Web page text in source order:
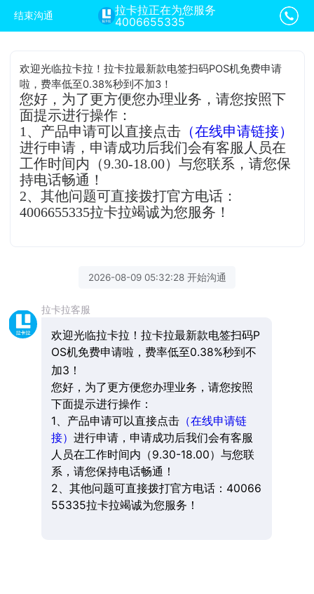
结束沟通
拉卡拉正在为您服务
4006655335
欢迎光临拉卡拉！拉卡拉最新款电签扫码POS机免费申请
啦，费率低至0.38%秒到不加3！
您好，为了更方便您办理业务，请您按照下
面提示进行操作：
1、产品申请可以直接点击 （在线申请链接）
进行申请，申请成功后我们会有客服人员在
工作时间内（9.30-18.00）与您联系，请您保
持电话畅通！
2、其他问题可直接拨打官方电话：
4006655335拉卡拉竭诚为您服务！
2026-08-09 05:32:28 开始沟通
拉卡拉客服
欢迎光临拉卡拉！拉卡拉最新款电签扫码P
OS机免费申请啦，费率低至0.38%秒到不
加3！
您好，为了更方便您办理业务，请您按照
下面提示进行操作：
1、产品申请可以直接点击（在线申请链
接） 进行申请，申请成功后我们会有客服
人员在工作时间内（9.30-18.00）与您联
系，请您保持电话畅通！
2、其他问题可直接拨打官方电话：40066
55335拉卡拉竭诚为您服务！